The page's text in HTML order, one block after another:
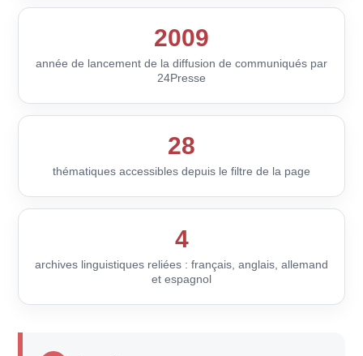
2009
année de lancement de la diffusion de communiqués par
24Presse
28
thématiques accessibles depuis le filtre de la page
4
archives linguistiques reliées : français, anglais, allemand
et espagnol